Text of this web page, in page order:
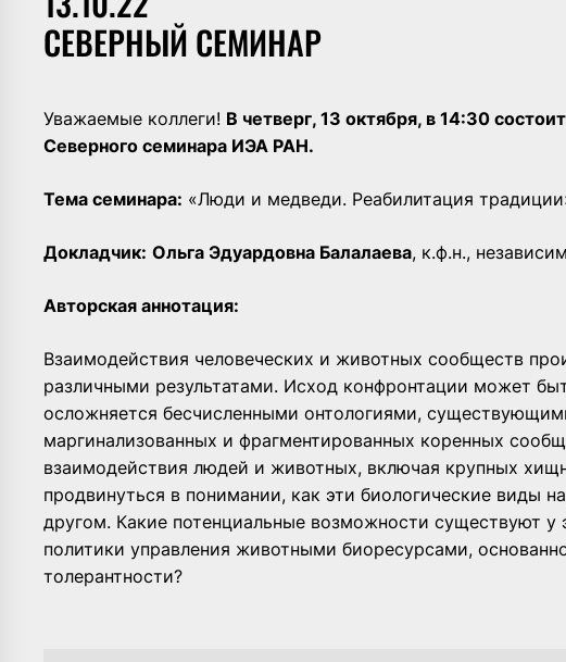
СЕВЕРНЫЙ СЕМИНАР
Уважаемые коллеги! В четверг, 13 октября, в 14:30
Северного семинара ИЭА РАН.
Тема семинара: «Люди и медведи. Реабилитация
Докладчик: Ольга Эдуардовна Балалаева, к.ф.н.,
Авторская аннотация:
Взаимодействия человеческих и животных сообществ
различными результатами. Исход конфронтации может
осложняется бесчисленными онтологиями,
маргинализованных и фрагментированных коренных
взаимодействия людей и животных, включая крупных
продвинуться в понимании, как эти биологические виды
другом. Какие потенциальные возможности существуют у
политики управления животными биоресурсами,
толерантности?